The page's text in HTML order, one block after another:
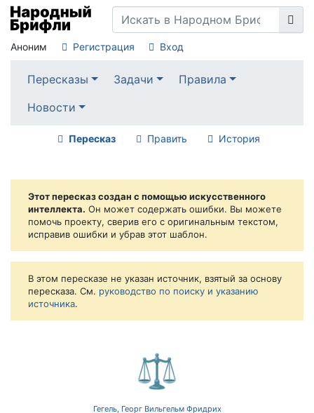
Аноним Регистрация Вход
Пересказы Задачи
Правила
Новости
Пересказ Править История
Этот пересказ создан с помощью искусственного
интеллекта. Он может содержать ошибки. Вы можете
помочь проекту, сверив его с оригинальным текстом,
исправив ошибки и убрав этот шаблон.
В этом пересказе не указан источник, взятый за основу
пересказа. См. руководство по поиску и указанию
источника.
⚖️
Гегель, Георг Вильгельм Фридрих